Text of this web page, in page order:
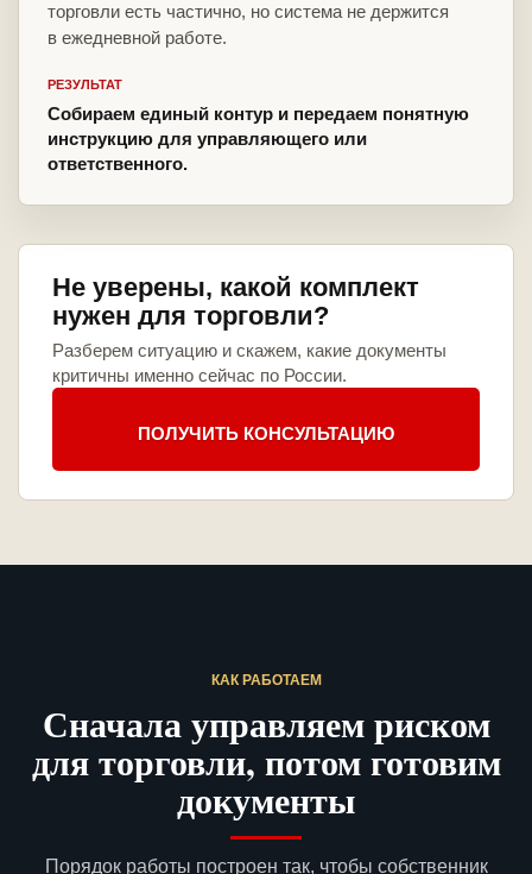
торговли есть частично, но система не держится
в ежедневной работе.
РЕЗУЛЬТАТ
Собираем единый контур и передаем понятную
инструкцию для управляющего или
ответственного.
Не уверены, какой комплект
нужен для торговли?
Разберем ситуацию и скажем, какие документы
критичны именно сейчас по России.
ПОЛУЧИТЬ КОНСУЛЬТАЦИЮ
КАК РАБОТАЕМ
Сначала управляем риском
для торговли, потом готовим
документы
Порядок работы построен так, чтобы собственник